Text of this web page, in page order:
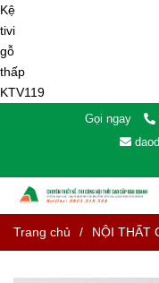
Gọi ngay
Trang chủ / NỘI THẤT